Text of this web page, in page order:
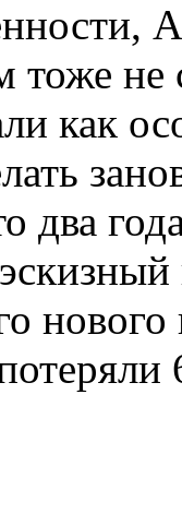
тоже не
как
два
нового